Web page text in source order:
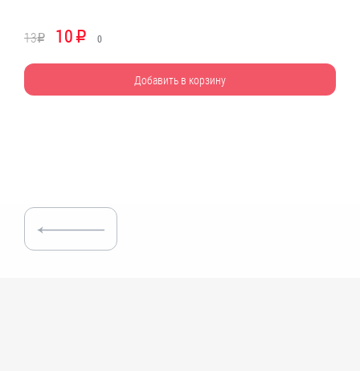
13R 10R 0
Добавить в корзину